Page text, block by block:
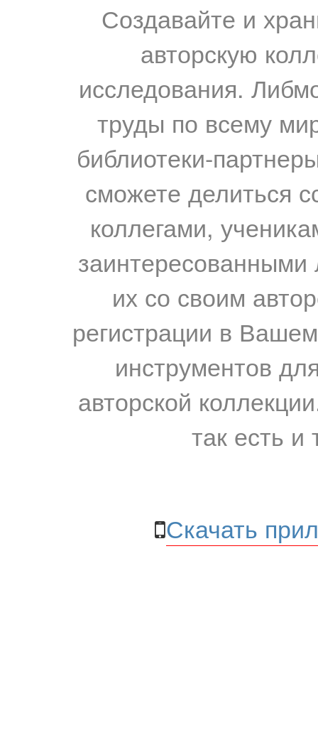
Создавайте и
авторскую
исследования.
труды по всему
библиотеки-
сможете делиться
коллегами,
их со своим
регистрации в
инструментов
авторской
так есть и
Скачать